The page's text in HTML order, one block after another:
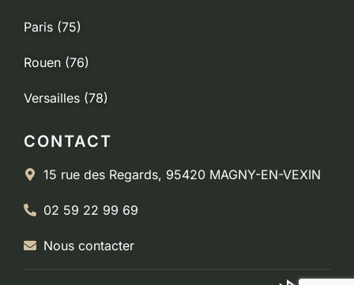
Paris (75)
Rouen (76)
Versailles (78)
CONTACT
15 rue des Regards, 95420 MAGNY-EN-VEXIN
02 59 22 99 69
Nous contacter